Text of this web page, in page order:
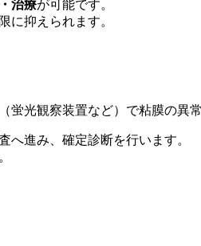
治療が可能です。
に抑えられます。
光観察装置など）で粘膜の異
へ進み、確定診断を行います。